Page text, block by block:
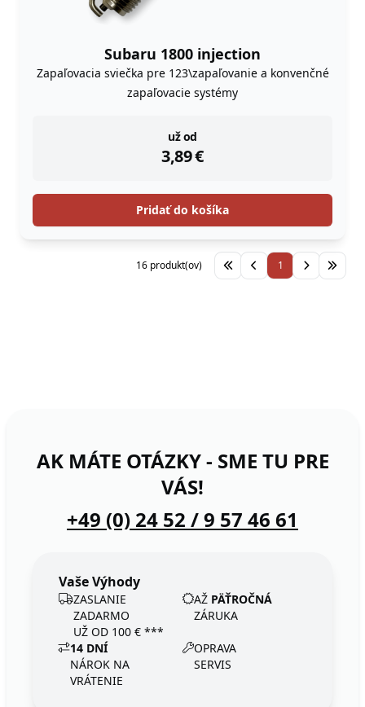
Subaru 1800 injection
Zapaľovacia sviečka pre 123\zapaľovanie a konvenčné
zapaľovacie systémy
už od
3,89€
instock
Pridať do košíka
1
16 produkt(ov)
AK MÁTE OTÁZKY - SME TU PRE
VÁS!
+49 (0) 24 52 / 9 57 46 61
Vaše Výhody
ZASLANIE
ZADARMO
UŽ OD 100 € ***
AŽ PÄŤROČNÁ
ZÁRUKA
14 DNÍ
NÁROK NA
VRÁTENIE
OPRAVA
SERVIS